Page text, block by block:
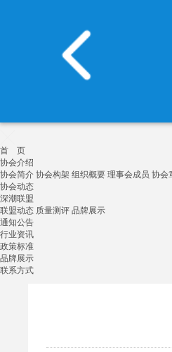
首 页
协会介绍
协会简介 协会构架 组织概要 理事会成员 协会
协会动态
深潮联盟
联盟动态 质量测评 品牌展示
通知公告
行业资讯
政策标准
品牌展示
联系方式